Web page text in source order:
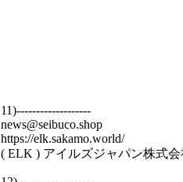
11)-------------------
news@seibuco.shop
https://elk.sakamo.world/
( ELK ) アイルズジャパン株式